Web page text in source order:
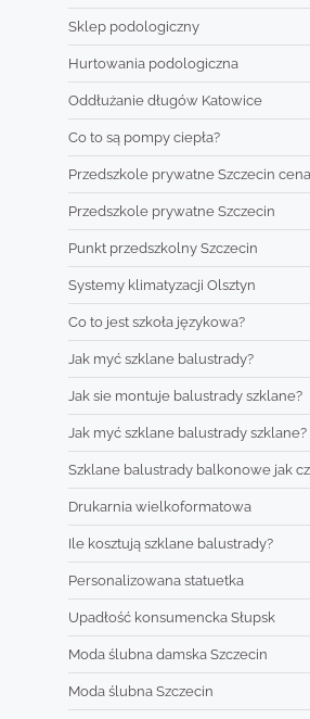
Sklep podologiczny
Hurtowania podologiczna
Oddłużanie długów Katowice
Co to są pompy ciepła?
Przedszkole prywatne Szczecin cena
Przedszkole prywatne Szczecin
Punkt przedszkolny Szczecin
Systemy klimatyzacji Olsztyn
Co to jest szkoła językowa?
Jak myć szklane balustrady?
Jak sie montuje balustrady szklane?
Jak myć szklane balustrady szklane?
Szklane balustrady balkonowe jak
Drukarnia wielkoformatowa
Ile kosztują szklane balustrady?
Personalizowana statuetka
Upadłość konsumencka Słupsk
Moda ślubna damska Szczecin
Moda ślubna Szczecin